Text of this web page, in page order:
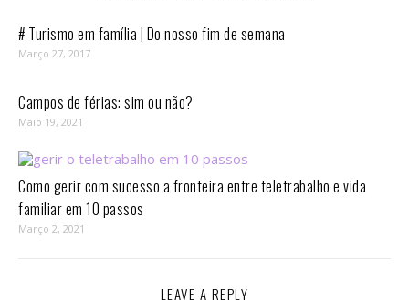
# Turismo em família | Do nosso fim de semana
Março 27, 2017
Campos de férias: sim ou não?
Maio 19, 2021
Como gerir com sucesso a fronteira entre teletrabalho e vida
familiar em 10 passos⁣
Março 2, 2021
LEAVE A REPLY